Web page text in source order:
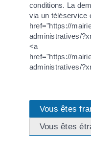
conditions. La
via un téléservice
href="https://
administratives/
<a
href="https://
administratives/
Vous êtes
Vous êtes